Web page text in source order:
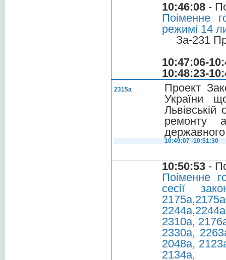
10:46:08 -
Поіменне
режимі 14
За-231
10:47:06-
10:48:23-
2315а
Проект
України
Львівській
ремонту
10:49:07 -10:51:30
10:50:53 -
Поіменне
сесії
2310а,
2330а,
2048а,